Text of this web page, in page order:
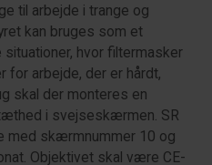
til arbejde i trange og
kan bruges som et
hvor filtermasker
arbejde, der er hårdt,
skal der monteres en
i svejseskærmen. SR
med skærmnummer 10 og
Objektivet skal være CE-